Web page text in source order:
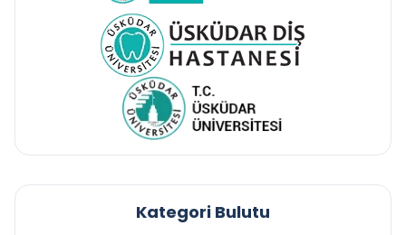
Kategori Bulutu